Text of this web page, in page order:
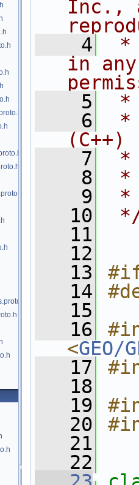
Inc.,
    4
*
in
    5
*
    6
*
(C++)
    7
*
    8
*
    9
*
   10
   11
   12
   13
   14
   15
   16
<GEO/
   17
   18
   19
   20
   21
   22